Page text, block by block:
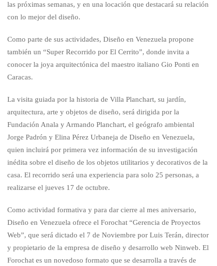
las próximas semanas, y en una locación que destacará su relación
con lo mejor del diseño.
Como parte de sus actividades, Diseño en Venezuela propone
también un “Super Recorrido por El Cerrito”, donde invita a
conocer la joya arquitectónica del maestro italiano Gio Ponti en
Caracas.
La visita guiada por la historia de Villa Planchart, su jardín,
arquitectura, arte y objetos de diseño, será dirigida por la
Fundación Anala y Armando Planchart, el geógrafo ambiental
Jorge Padrón y Elina Pérez Urbaneja de Diseño en Venezuela,
quien incluirá por primera vez información de su investigación
inédita sobre el diseño de los objetos utilitarios y decorativos de la
casa. El recorrido será una experiencia para solo 25 personas, a
realizarse el jueves 17 de octubre.
Como actividad formativa y para dar cierre al mes aniversario,
Diseño en Venezuela ofrece el Forochat “Gerencia de Proyectos
Web”, que será dictado el 7 de Noviembre por Luis Terán, director
y propietario de la empresa de diseño y desarrollo web Ninweb. El
Forochat es un novedoso formato que se desarrolla a través de